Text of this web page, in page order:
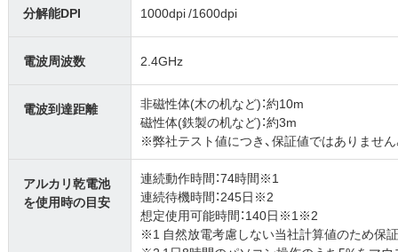
分解能DPI 1000dpi /1600dpi
電波周波数 2.4GHz
電波到達距離
非磁性体(木の机など)：約10m
磁性体(鉄製の机など)：約3m
※弊社テスト値につき、保証値ではありませ
アルカリ乾電池
を使用時の目安
連続動作時間：74時間※1
連続待機時間：245日※2
想定使用可能時間：140日※1※2
※1 自然放電考慮しない当社計算値のため保